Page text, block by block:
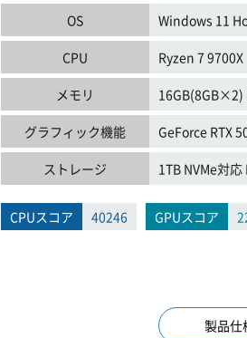
OS Windows 11
CPU Ryzen 7 9700X
メモリ 16GB(8GB×2)
グラフィック機能 GeForce RTX
ストレージ 1TB NVMe対応
CPUスコア 40246 GPUスコア
製品仕